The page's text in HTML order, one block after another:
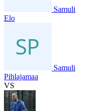
Samuli
Elo
Samuli
Pihlajamaa
VS